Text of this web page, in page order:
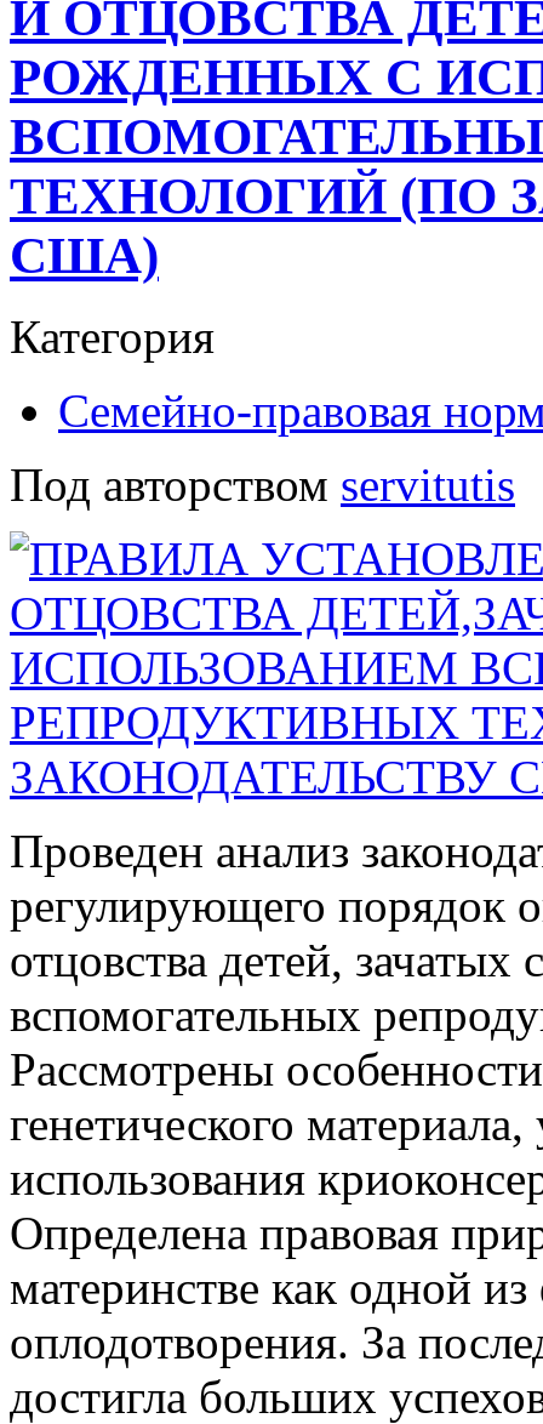
И ОТЦОВСТВА
РОЖДЕННЫХ С
ТЕХНОЛОГИЙ (ПО
США)
Категория
Семейно-правовая
Под авторством servitutis
Проведен анализ
регулирующего порядок
отцовства детей,
вспомогательных
Рассмотрены
генетического
использования
Определена правовая
материнстве как одной
оплодотворения. За
достигла больших